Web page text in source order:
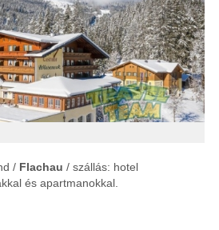
/ Flachau / szállás: hotel
és apartmanokkal.